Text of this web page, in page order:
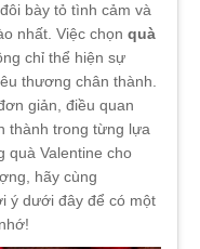
bày tỏ tình cảm và
nhất. Việc chọn quà
chỉ thể hiện sự
thương chân thành.
giản, điều quan
thành trong từng lựa
quà Valentine cho
hãy cùng
ý dưới đây để có một